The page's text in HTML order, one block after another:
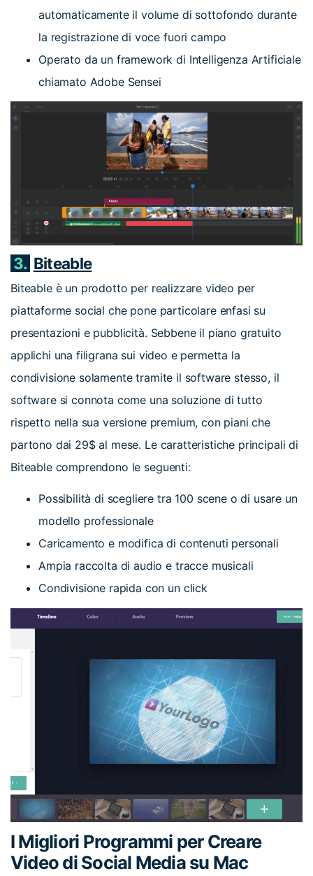
automaticamente il volume di sottofondo durante
la registrazione di voce fuori campo
Operato da un framework di Intelligenza Artificiale
chiamato Adobe Sensei
3. Biteable
Biteable è un prodotto per realizzare video per
piattaforme social che pone particolare enfasi su
presentazioni e pubblicità. Sebbene il piano gratuito
applichi una filigrana sui video e permetta la
condivisione solamente tramite il software stesso, il
software si connota come una soluzione di tutto
rispetto nella sua versione premium, con piani che
partono dai 29$ al mese. Le caratteristiche principali di
Biteable comprendono le seguenti:
Possibilità di scegliere tra 100 scene o di usare un
modello professionale
Caricamento e modifica di contenuti personali
Ampia raccolta di audio e tracce musicali
Condivisione rapida con un click
I Migliori Programmi per Creare
Video di Social Media su Mac